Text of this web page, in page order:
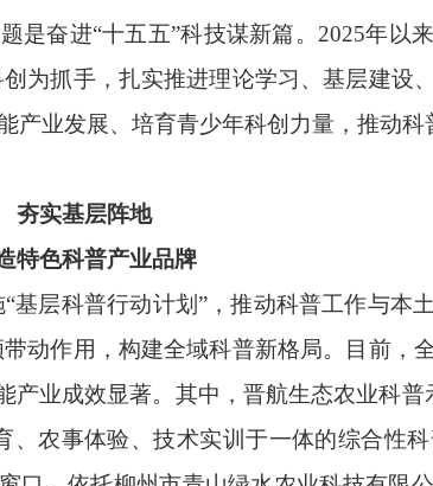
是奋进“十五五”科技谋新篇。2025年以
为抓手，扎实推进理论学习、基层建设
业发展、培育青少年科创力量，推动科
夯实基层阵地
特色科普产业品牌
基层科普行动计划”，推动科普工作与本
动作用，构建全域科普新格局。目前，
业成效显著。其中，晋航生态农业科
农事体验、技术实训于一体的综合性